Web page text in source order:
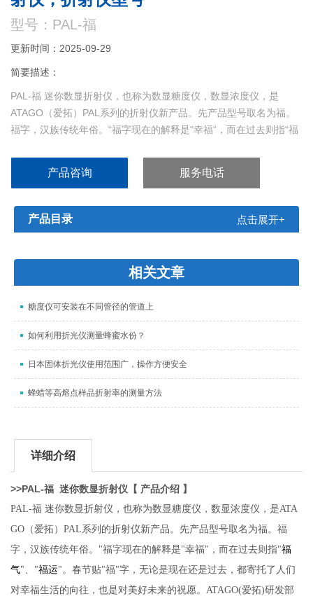
型号：PAL-福
更新时间：2025-09-29
简要描述：
PAL-福 迷你数显折射仪，也称为数显糖度仪，数显浓度仪，是
ATAGO（爱拓）PAL系列的折射仪新产品。先产品型号取名为福。
福字，汉族传统年俗。“福字现在的解释是“幸福“，而在过去则指“福
产品咨询 服务电话
产品目录 点击展开+
相关文章
糖度仪可安装在不同管径的管道上
如何利用折光仪测量蜂蜜水份？
日本固体折光仪使用范围广，操作方便安全
蜂蜡等高熔点样品折射率的测量方法
详细介绍
>>PAL-福 迷你数显折射仪 【 产品介绍 】
PAL-福 迷你数显折射仪，也称为数显糖度仪，数显浓度仪，是ATA
GO（爱拓）PAL系列的折射仪新产品。先产品型号取名为福。福
字，汉族传统年俗。"福字现在的解释是"幸福"，而在过去则指"福
气" 、"福运" 。春节贴"福"字，无论是现在还是过去，都寄托了人们
对幸福生活的向往，也是对美好未来的祝愿。ATAGO(爱拓)研发部